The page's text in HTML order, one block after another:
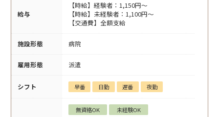
給与
【時給】経験者：1,150円～
【時給】未経験者：1,100円～
【交通費】全額支給
施設形態 病院
雇用形態 派遣
シフト 早番 日勤 遅番 夜勤
無資格OK
未経験OK